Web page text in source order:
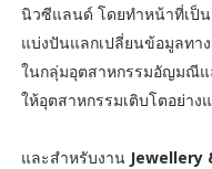
นิวซีแลนด์ โดยทำหน้าที่เป็
แบ่งปันแลกเปลี่ยนข้อมูลทา
ในกลุ่มอุตสาหกรรมอัญมณีแ
ให้อุตสาหกรรมเติบโตอย่าง
และสำหรับงาน Jewellery